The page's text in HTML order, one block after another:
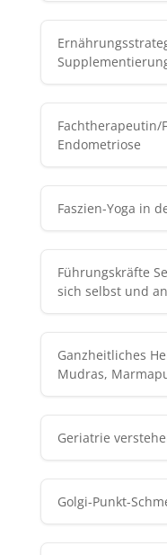
Fachtherapeutin/
Endometriose
Faszien-Yoga in
Führungskräfte
sich selbst und
Ganzheitliches
Mudras,
Geriatrie
Golgi-Punkt-